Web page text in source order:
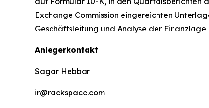
Exchange Commission eingereichten
Geschäftsleitung und Analyse der Finanzlage
Anlegerkontakt
Sagar Hebbar
ir@rackspace.com